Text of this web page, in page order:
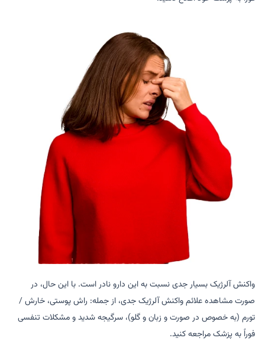
واکنش آلرژیک بسیار جدی نسبت به این دارو نادر است. با این حال، در
صورت مشاهده علائم واکنش آلرژیک جدی، از جمله: راش پوستی، خارش /
تورم (به خصوص در صورت و زبان و گلو)، سرگیجه شدید و مشکلات تنفسی
فوراً به پزشک مراجعه کنید.